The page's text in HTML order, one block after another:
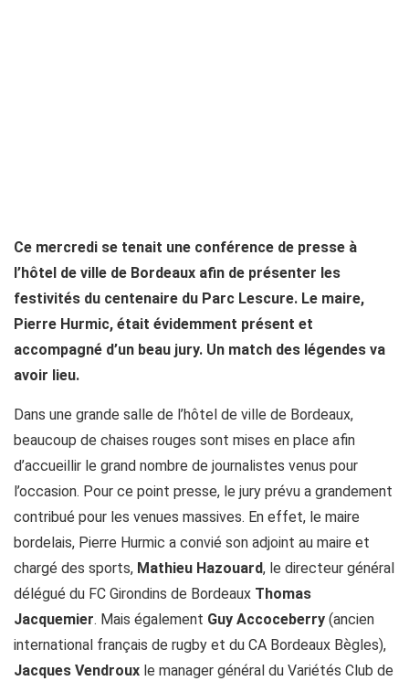
Ce mercredi se tenait une conférence de presse à
l’hôtel de ville de Bordeaux afin de présenter les
festivités du centenaire du Parc Lescure. Le maire,
Pierre Hurmic, était évidemment présent et
accompagné d’un beau jury. Un match des légendes va
avoir lieu.
Dans une grande salle de l’hôtel de ville de Bordeaux,
beaucoup de chaises rouges sont mises en place afin
d’accueillir le grand nombre de journalistes venus pour
l’occasion. Pour ce point presse, le jury prévu a grandement
contribué pour les venues massives. En effet, le maire
bordelais, Pierre Hurmic a convié son adjoint au maire et
chargé des sports, Mathieu Hazouard, le directeur général
délégué du FC Girondins de Bordeaux Thomas
Jacquemier. Mais également Guy Accoceberry (ancien
international français de rugby et du CA Bordeaux Bègles),
Jacques Vendroux le manager général du Variétés Club de